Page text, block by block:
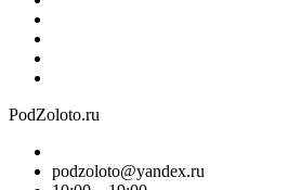
PodZoloto.ru
podzoloto@yandex.ru